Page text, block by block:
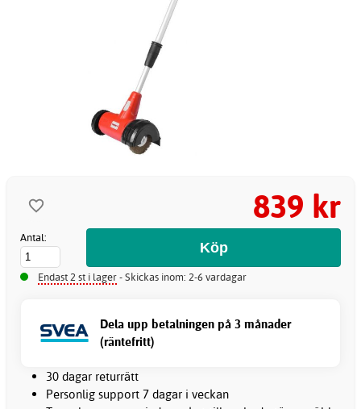
839 kr
Antal:
Endast 2 st i lager- Skickas inom: 2-6 vardagar
Dela upp betalningen på 3 månader
(räntefritt)
30 dagar returrätt
Personlig support 7 dagar i veckan